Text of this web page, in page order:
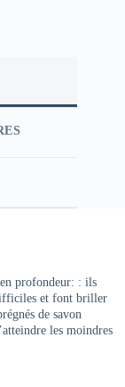
profondeur: : ils
et font briller
de savon
les moindres